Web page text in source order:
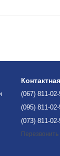
(067) 811-
(095) 811-
(073) 811-
Перезвонить